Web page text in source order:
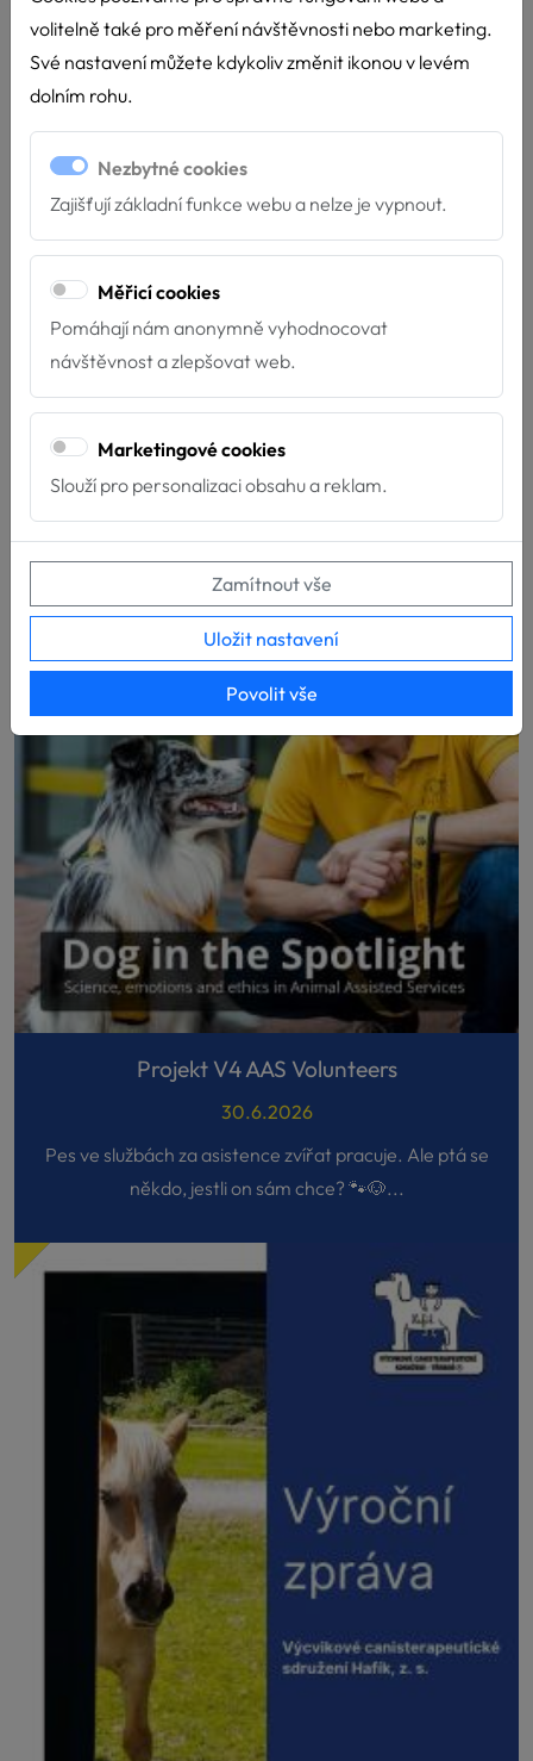
Nové týmy u Hafíka
4.7.2026
Máme velkou radost z nových týmů, které završily
svou přípravu pro poskytování služeb za...
Projekt V4 AAS Volunteers
30.6.2026
Pes ve službách za asistence zvířat pracuje. Ale ptá se
někdo, jestli on sám chce? 🐾🐶...
volitelně také pro měření návštěvnosti nebo marketing.
Své nastavení můžete kdykoliv změnit ikonou v levém
dolním rohu.
Nezbytné cookies
Zajišťují základní funkce webu a nelze je vypnout.
Měřicí cookies
Pomáhají nám anonymně vyhodnocovat
návštěvnost a zlepšovat web.
Marketingové cookies
Slouží pro personalizaci obsahu a reklam.
Zamítnout vše
Uložit nastavení
Povolit vše